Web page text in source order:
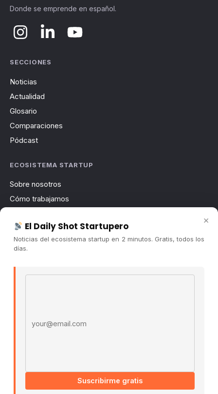
Donde se emprende en español.
SECCIONES
Noticias
Actualidad
Glosario
Comparaciones
Pódcast
ECOSISTEMA STARTUP
Sobre nosotros
Cómo trabajamos
Contacto
Publicidad
Es La Hora de Aprender ↗
Políticas De Privacidad · Términos De Uso
×
El Daily Shot Startupero
Noticias del ecosistema startup en 2 minutos. Gratis, todos los
días.
Suscribirme gratis